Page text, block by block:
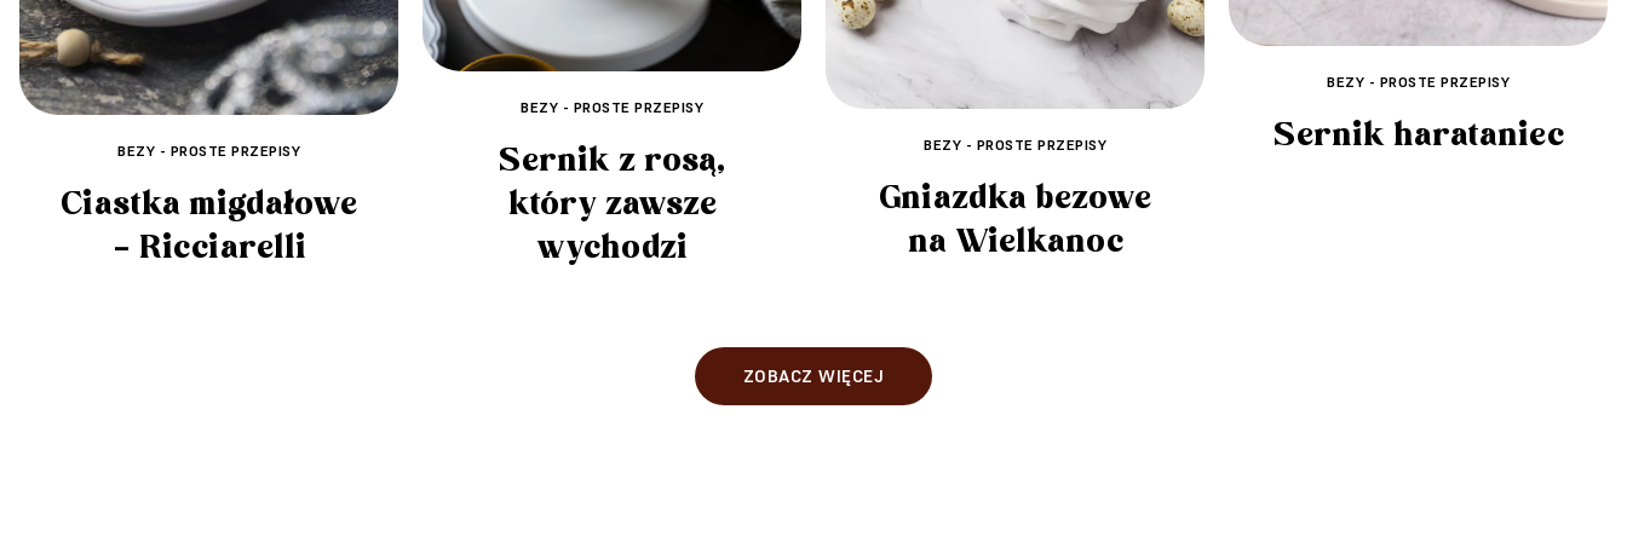
BEZY - PROSTE PRZEPISY
Ciastka migdałowe
– Ricciarelli
BEZY - PROSTE PRZEPISY
Sernik z rosą,
który zawsze
wychodzi
BEZY - PROSTE PRZEPISY
Gniazdka bezowe
na Wielkanoc
BEZY - PROSTE PRZEPISY
Sernik harataniec
ZOBACZ WIĘCEJ